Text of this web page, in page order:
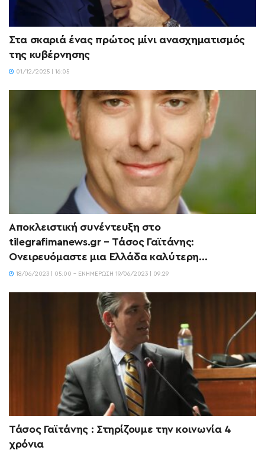
Στα σκαριά ένας πρώτος μίνι ανασχηματισμός
της κυβέρνησης
01/12/2025 | 16:05
Αποκλειστική συνέντευξη στο
tilegrafimanews.gr – Τάσος Γαϊτάνης:
Ονειρευόμαστε μια Ελλάδα καλύτερη…
18/06/2023 | 05:00 - ΕΝΗΜΈΡΩΣΗ 19/06/2023 | 09:29
Τάσος Γαϊτάνης : Στηρίζουμε την κοινωνία 4
χρόνια